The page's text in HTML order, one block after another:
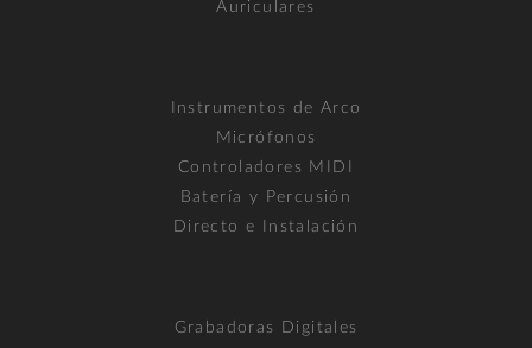
Auriculares
Instrumentos de Arco
Micrófonos
Controladores MIDI
Batería y Percusión
Directo e Instalación
Grabadoras Digitales